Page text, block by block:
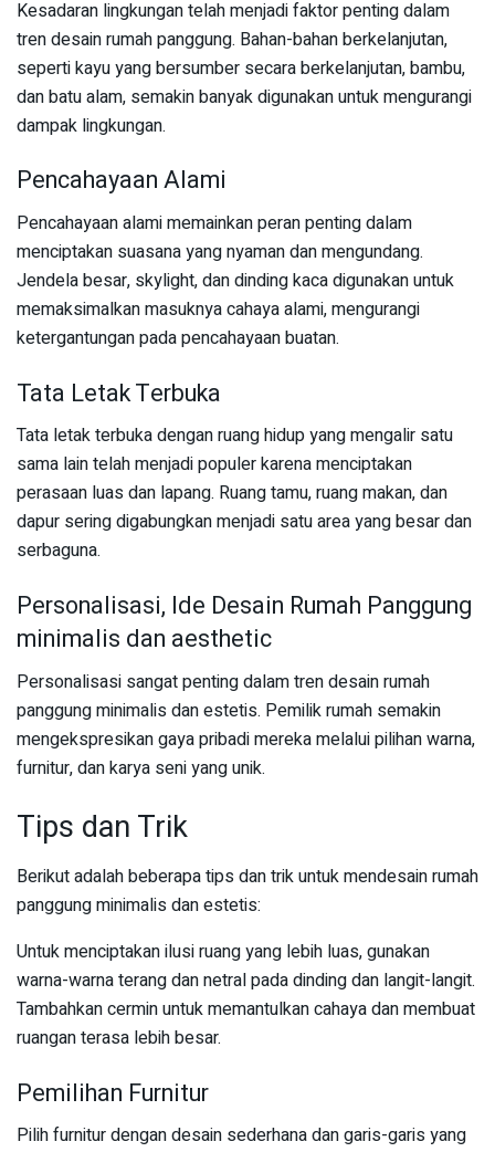
Kesadaran lingkungan telah menjadi faktor penting dalam
tren desain rumah panggung. Bahan-bahan berkelanjutan,
seperti kayu yang bersumber secara berkelanjutan, bambu,
dan batu alam, semakin banyak digunakan untuk mengurangi
dampak lingkungan.
Pencahayaan Alami
Pencahayaan alami memainkan peran penting dalam
menciptakan suasana yang nyaman dan mengundang.
Jendela besar, skylight, dan dinding kaca digunakan untuk
memaksimalkan masuknya cahaya alami, mengurangi
ketergantungan pada pencahayaan buatan.
Tata Letak Terbuka
Tata letak terbuka dengan ruang hidup yang mengalir satu
sama lain telah menjadi populer karena menciptakan
perasaan luas dan lapang. Ruang tamu, ruang makan, dan
dapur sering digabungkan menjadi satu area yang besar dan
serbaguna.
Personalisasi, Ide Desain Rumah Panggung
minimalis dan aesthetic
Personalisasi sangat penting dalam tren desain rumah
panggung minimalis dan estetis. Pemilik rumah semakin
mengekspresikan gaya pribadi mereka melalui pilihan warna,
furnitur, dan karya seni yang unik.
Tips dan Trik
Berikut adalah beberapa tips dan trik untuk mendesain rumah
panggung minimalis dan estetis:
Untuk menciptakan ilusi ruang yang lebih luas, gunakan
warna-warna terang dan netral pada dinding dan langit-langit.
Tambahkan cermin untuk memantulkan cahaya dan membuat
ruangan terasa lebih besar.
Pemilihan Furnitur
Pilih furnitur dengan desain sederhana dan garis-garis yang